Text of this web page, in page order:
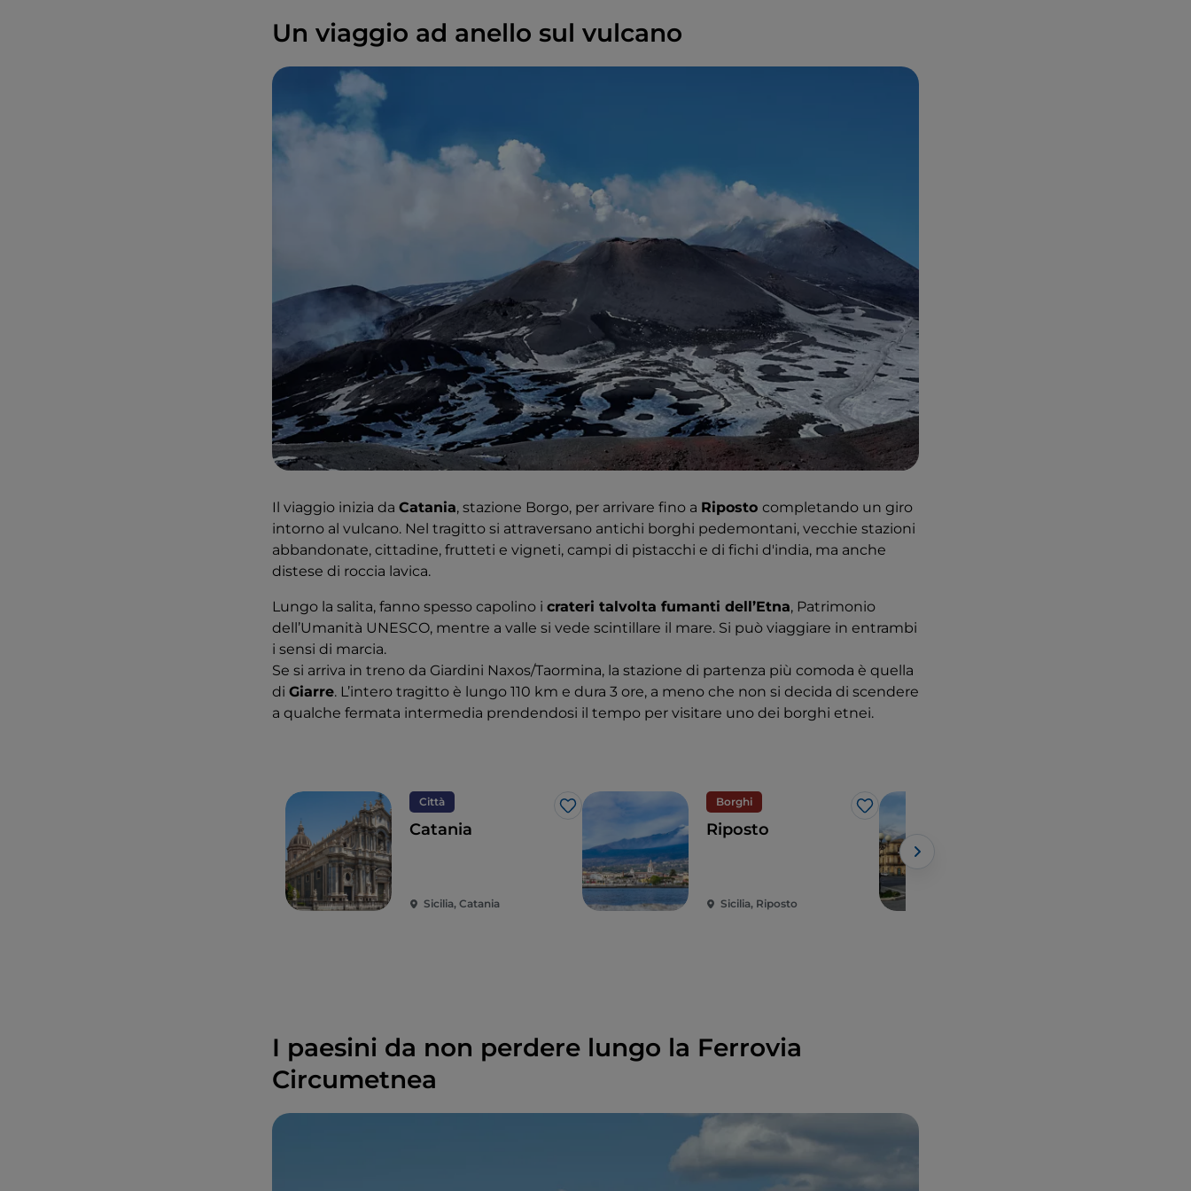
Un viaggio ad anello sul vulcano
Il viaggio inizia da Catania, stazione Borgo, per arrivare fino a Riposto completando un giro
intorno al vulcano. Nel tragitto si attraversano antichi borghi pedemontani, vecchie stazioni
abbandonate, cittadine, frutteti e vigneti, campi di pistacchi e di fichi d'india, ma anche
distese di roccia lavica.
Lungo la salita, fanno spesso capolino i crateri talvolta fumanti dell’Etna, Patrimonio
dell’Umanità UNESCO, mentre a valle si vede scintillare il mare. Si può viaggiare in entrambi
i sensi di marcia.
Se si arriva in treno da Giardini Naxos/Taormina, la stazione di partenza più comoda è quella
di Giarre. L’intero tragitto è lungo 110 km e dura 3 ore, a meno che non si decida di scendere
a qualche fermata intermedia prendendosi il tempo per visitare uno dei borghi etnei.
Città
Like
Catania
Sicilia, Catania
Borghi
Like
Riposto
Sicilia, Riposto
I paesini da non perdere lungo la Ferrovia
Circumetnea